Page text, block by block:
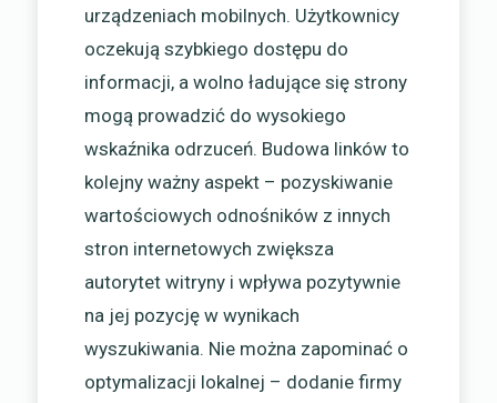
urządzeniach mobilnych. Użytkownicy
oczekują szybkiego dostępu do
informacji, a wolno ładujące się strony
mogą prowadzić do wysokiego
wskaźnika odrzuceń. Budowa linków to
kolejny ważny aspekt – pozyskiwanie
wartościowych odnośników z innych
stron internetowych zwiększa
autorytet witryny i wpływa pozytywnie
na jej pozycję w wynikach
wyszukiwania. Nie można zapominać o
optymalizacji lokalnej – dodanie firmy